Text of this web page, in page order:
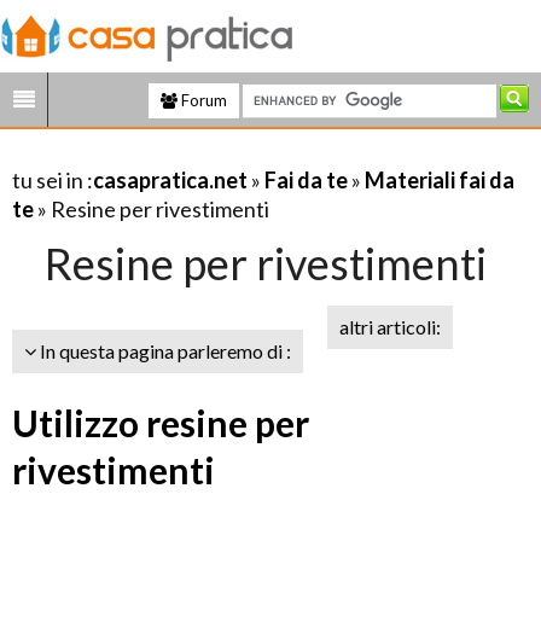
Forum
tu sei in :casapratica.net » Fai da te» Materiali fai da
te» Resine per rivestimenti
Resine per rivestimenti
In questa pagina parleremo di :
altri articoli:
Utilizzo resine per
rivestimenti